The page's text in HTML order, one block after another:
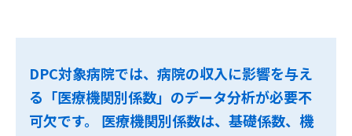
DPC対象病院では、病院の収入に影響を与え
る「医療機関別係数」のデータ分析が必要不
可欠です。 医療機関別係数は、基礎係数、機